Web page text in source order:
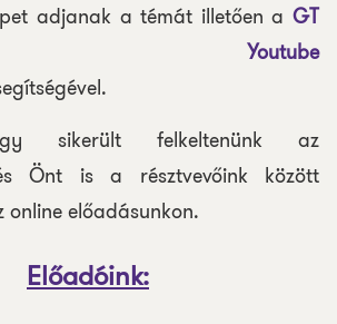
adjanak a témát illetően a GT
Youtube
sikerült felkeltenünk az
Önt is a résztvevőink között
online előadásunkon.
Előadóink: